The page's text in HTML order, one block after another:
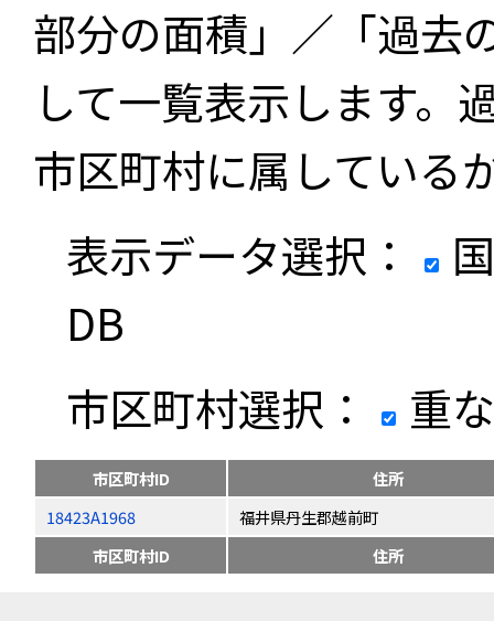
部分の面積」／「過去
して一覧表示します。
市区町村に属している
表示データ選択：
DB
市区町村選択：
重
市区町村ID
住所
18423A1968
福井県丹生郡越前町
市区町村ID
住所